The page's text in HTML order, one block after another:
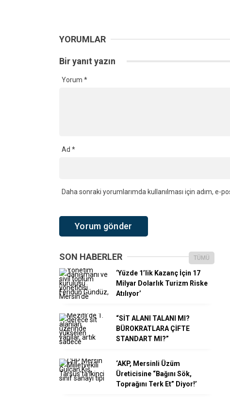
YORUMLAR
Bir yanıt yazın
Yorum *
Ad *
Daha sonraki yorumlarımda kullanılması için adım, e-
SON HABERLER TÜMÜ
‘Yüzde 1’lik Kazanç İçin 17
Milyar Dolarlık Turizm Riske
Atılıyor’
“SİT ALANI TALANI MI?
BÜROKRATLARA ÇİFTE
STANDART MI?”
‘AKP, Mersinli Üzüm
Üreticisine “Bağını Sök,
Toprağını Terk Et” Diyor!’